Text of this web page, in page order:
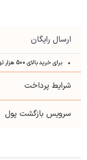
ارسال رایگان
برای خرید بالای 500 هزار تومان
شرایط پرداخت
سرویس بازگشت پول